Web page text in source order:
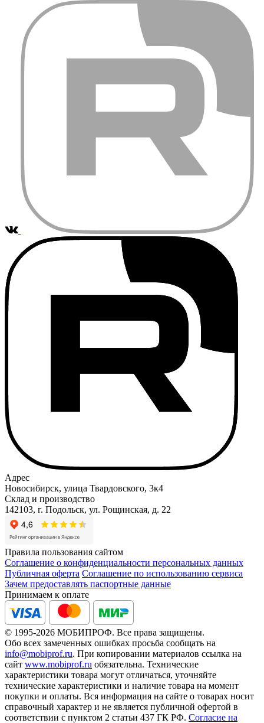
Адрес
Новосибирск, улица Твардовского, 3к4
Склад и производство
142103, г. Подольск, ул. Рощинская, д. 22
Правила пользования сайтом
Соглашение о конфиденциальности персональных данных
Публичная оферта Соглашение по использованию сервиса
Зачем предоставлять паспортные данные
Принимаем к оплате
© 1995-2026 МОБИПРОФ. Все права защищены.
Обо всех замеченных ошибках просьба сообщать на
info@mobiprof.ru. При копировании материалов ссылка на
сайт www.mobiprof.ru обязательна. Технические
характеристики товара могут отличаться, уточняйте
технические характеристики и наличие товара на момент
покупки и оплаты. Вся информация на сайте о товарах носит
справочный характер и не является публичной офертой в
соответствии с пунктом 2 статьи 437 ГК РФ. Согласие на